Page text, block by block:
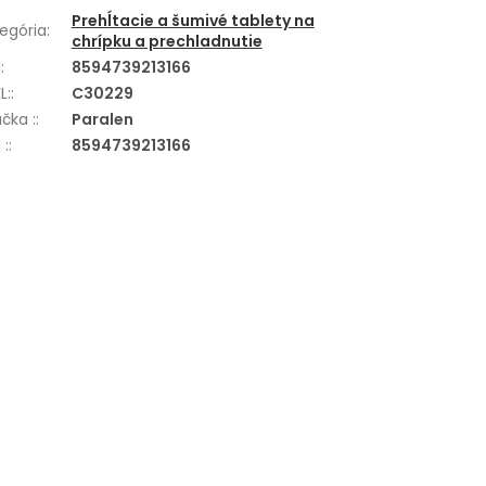
:
Prehĺtacie a šumivé tablety na
chrípku a prechladnutie
:
8594739213166
:
C30229
::
Paralen
:: 8594739213166